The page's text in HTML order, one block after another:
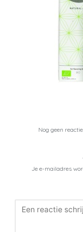
Nog geen
Je e-mailadres